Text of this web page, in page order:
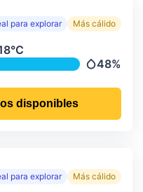
para explorar Más cálido
media
48%
disponibles
para explorar Más cálido